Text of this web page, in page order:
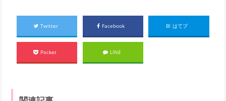
Twitter Facebook B! はてブ
Pocket LINE